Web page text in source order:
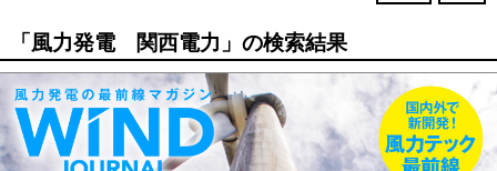
「風力発電 関西電力」の検索結果